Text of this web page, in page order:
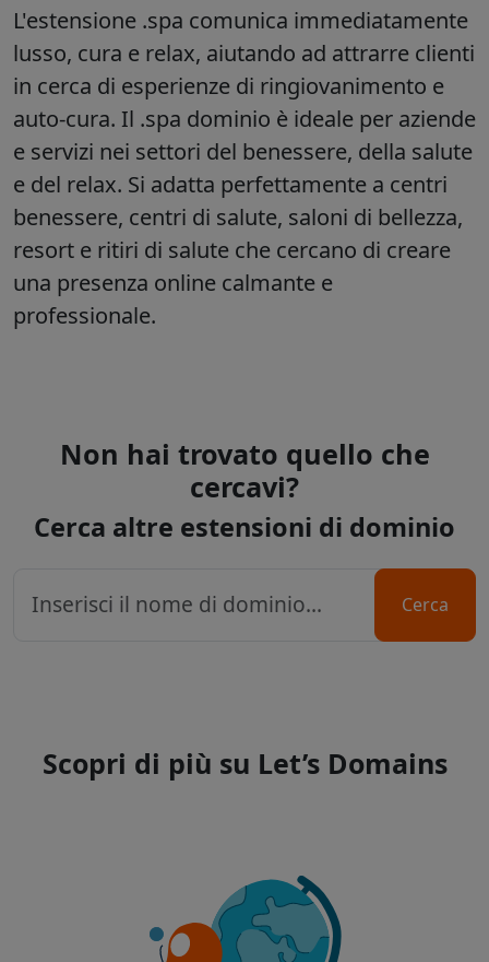
L'estensione .spa comunica immediatamente
lusso, cura e relax, aiutando ad attrarre clienti
in cerca di esperienze di ringiovanimento e
auto-cura. Il .spa dominio è ideale per aziende
e servizi nei settori del benessere, della salute
e del relax. Si adatta perfettamente a centri
benessere, centri di salute, saloni di bellezza,
resort e ritiri di salute che cercano di creare
una presenza online calmante e
professionale.
Non hai trovato quello che
cercavi?
Cerca altre estensioni di dominio
Cerca